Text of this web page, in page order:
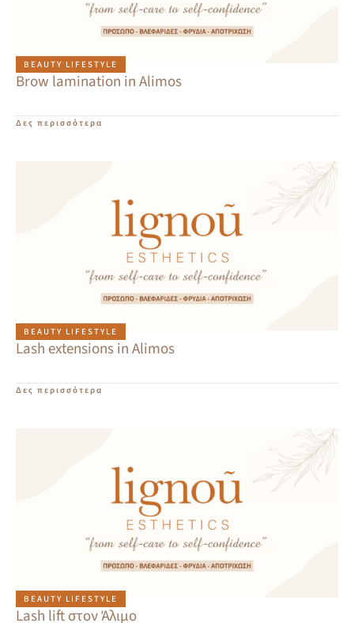
BEAUTY LIFESTYLE
Brow lamination in Alimos
Δες περισσότερα
BEAUTY LIFESTYLE
Lash extensions in Alimos
Δες περισσότερα
BEAUTY LIFESTYLE
Lash lift στον Άλιμο